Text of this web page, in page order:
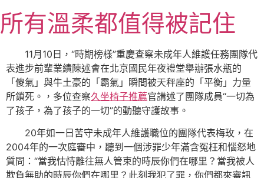
至
主
內
所有溫柔都值得被記住
11月10日，“時期榜樣”重慶查察未成年人維護任務團隊代
表進步前輩業績陳述會在北京國民年夜禮堂舉辦張水瓶的
「傻氣」與牛土豪的「霸氣」瞬間被天秤座的「平衡」力量
所鎖死。，多位查察久坐椅子推薦官講述了團隊成員“一切為
了孩子，為了孩子的一切”的動聽守護故事。
20年如一日苦守未成年人維護職位的團隊代表梅玫，在
2004年的一次庭審中，聽到一個涉罪少年滿含冤枉和惱怒地
質問：“當我怙恃離往無人管束的時辰你們在哪里？當我被人
欺負無助的時辰你們在哪里？此刻我犯了罪，你們都來審訊